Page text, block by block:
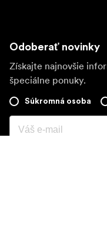
Odoberať novinky
Získajte najnovšie
špeciálne ponuky.
Súkromná osoba